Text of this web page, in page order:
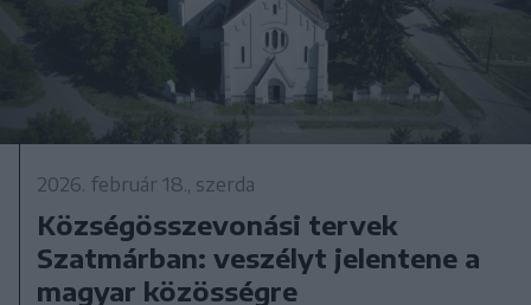
2026. február 18., szerda
Községösszevonási tervek
Szatmárban: veszélyt jelentene a
magyar közösségre